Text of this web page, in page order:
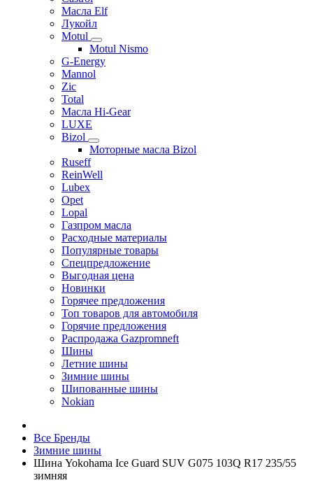
Масла Elf
Лукойл
Motul
Motul Nismo
G-Energy
Mannol
Zic
Total
Масла Hi-Gear
LUXE
Bizol
Моторные масла Bizol
Ruseff
ReinWell
Lubex
Opet
Lopal
Газпром масла
Расходные материалы
Популярные товары
Спецпредложение
Выгодная цена
Новинки
Горячее предложения
Топ товаров для автомобиля
Горячие предложения
Распродажа Gazpromneft
Шины
Летние шины
Зимние шины
Шипованные шины
Nokian
Все Бренды
Зимние шины
Шина Yokohama Ice Guard SUV G075 103Q R17 235/55
зимняя